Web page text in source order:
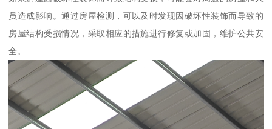
员造成影响。通过房屋检测，可以及时发现因破坏性装饰而导致的
房屋结构受损情况，采取相应的措施进行修复或加固，维护公共安
全。